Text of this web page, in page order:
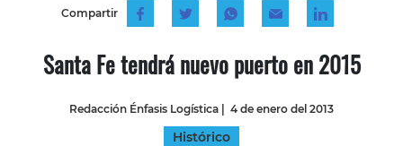
Compartir
Santa Fe tendrá nuevo puerto en 2015
Redacción Énfasis Logística | 4 de enero del 2013
Histórico